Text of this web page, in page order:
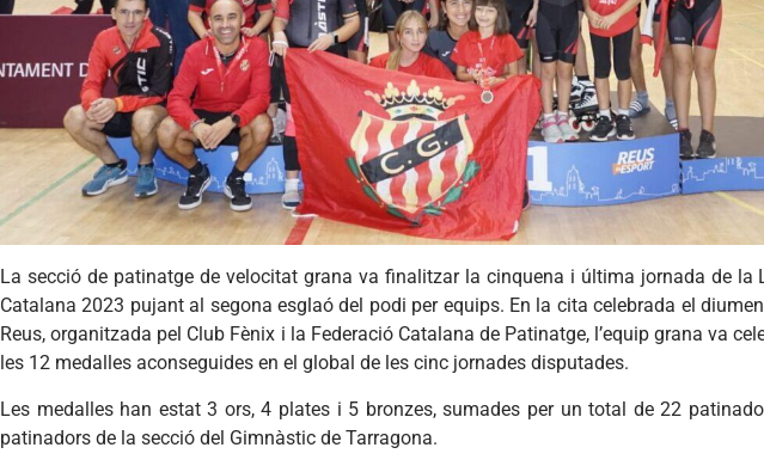
La secció de patinatge de velocitat grana va finalitzar la cinquena i última jornada de la
Catalana 2023 pujant al segona esglaó del podi per equips. En la cita celebrada el
Reus, organitzada pel Club Fènix i la Federació Catalana de Patinatge, l’equip grana va
les 12 medalles aconseguides en el global de les cinc jornades disputades.
Les medalles han estat 3 ors, 4 plates i 5 bronzes, sumades per un total de 22
patinadors de la secció del Gimnàstic de Tarragona.